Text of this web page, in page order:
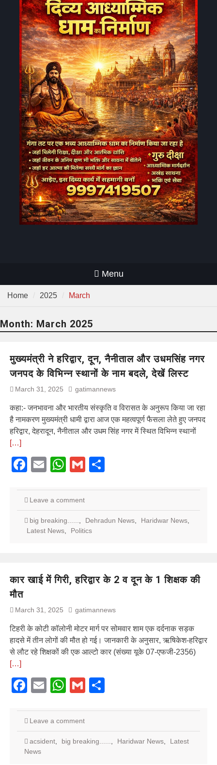
Menu
Home 2025 March
Month: March 2025
मुख्यमंत्री ने हरिद्वार, दून, नैनीताल और उधमसिंह नगर
जनपद के विभिन्न स्थानों के नाम बदले, देखें लिस्ट
March 31, 2025 gatimannews
कहा:- जनभावना और भारतीय संस्कृति व विरासत के अनुरूप किया जा रहा
है नामकरण मुख्यमंत्री धामी द्वारा आज एक महत्वपूर्ण फैसला लेते हुए जनपद
हरिद्वार, देहरादून, नैनीताल और उधम सिंह नगर में स्थित विभिन्न स्थानों
[…]
Facebook
EmailWhatsApp
Gmail
Leave a comment
big breaking...... Dehradun News Haridwar News
Latest News
Politics
कार खाई में गिरी, हरिद्वार के 2 व दून के 1 शिक्षक की
मौत
March 31, 2025 gatimannews
टिहरी के कोटी कॉलोनी मोटर मार्ग पर सोमवार शाम एक दर्दनाक सड़क
हादसे में तीन लोगों की मौत हो गई। जानकारी के अनुसार, ऋषिकेश-हरिद्वार
से लौट रहे शिक्षकों की एक आल्टो कार (संख्या यूके 07-एफजी-2356)
[…]
Facebook
EmailWhatsApp
Gmail
Leave a comment
acsident big breaking...... Haridwar News
Latest
News